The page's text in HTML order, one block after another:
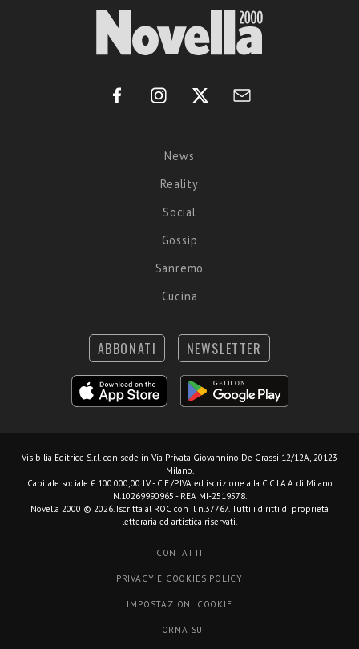
News
Reality
Social
Gossip
Sanremo
Cucina
ABBONATI NEWSLETTER
Visibilia Editrice S.r.l. con sede in Via Privata Giovannino De Grassi 12/12A, 20123
Milano.
Capitale sociale € 100.000,00 I.V. - C.F./P.IVA ed iscrizione alla C.C.I.A.A. di Milano
N.10269990965 - REA MI-2519578.
Novella 2000 © 2026. Iscritta al ROC con il n.37767. Tutti i diritti di proprietà
letteraria ed artistica riservati.
CONTATTI
PRIVACY E COOKIES POLICY
IMPOSTAZIONI COOKIE
TORNA SU